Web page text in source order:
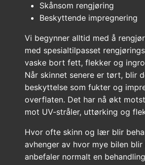
Skånsom rengjøring
Beskyttende impregnering
Vi begynner alltid med å
med spesialtilpasset
vaske bort fett, flekker og
Når skinnet senere er tørt, blir
beskyttelse som fukter og
overflaten. Det har nå økt
mot UV-stråler, uttørking og
Hvor ofte skinn og lær blir
avhenger av hvor mye bilen
anbefaler normalt en